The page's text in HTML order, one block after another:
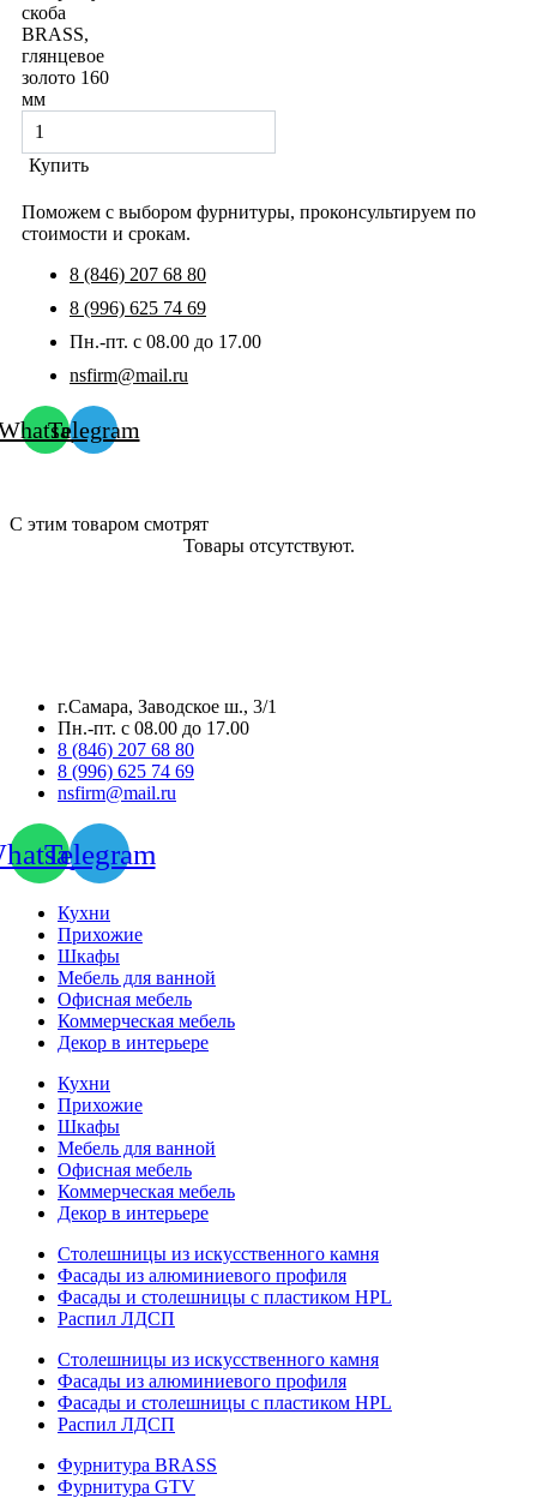
скоба
BRASS,
глянцевое
золото 160
мм
Купить
Поможем с выбором фурнитуры, проконсультируем по
стоимости и срокам.
8 (846) 207 68 80
8 (996) 625 74 69
Пн.-пт. с 08.00 до 17.00
nsfirm@mail.ru
Telegram
С этим товаром смотрят
Товары отсутствуют.
г.Самара, Заводское ш., 3/1
Пн.-пт. с 08.00 до 17.00
8 (846) 207 68 80
8 (996) 625 74 69
nsfirm@mail.ru
Telegram
Кухни
Прихожие
Шкафы
Мебель для ванной
Офисная мебель
Коммерческая мебель
Декор в интерьере
Кухни
Прихожие
Шкафы
Мебель для ванной
Офисная мебель
Коммерческая мебель
Декор в интерьере
Столешницы из искусственного камня
Фасады из алюминиевого профиля
Фасады и столешницы с пластиком HPL
Распил ЛДСП
Столешницы из искусственного камня
Фасады из алюминиевого профиля
Фасады и столешницы с пластиком HPL
Распил ЛДСП
Фурнитура BRASS
Фурнитура GTV